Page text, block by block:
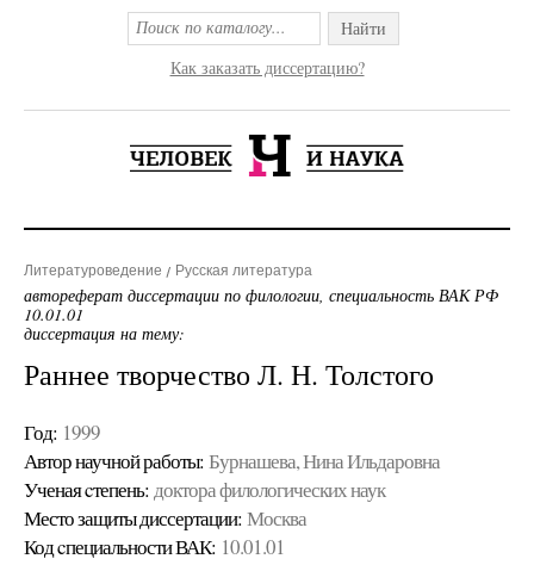
Найти
Как заказать диссертацию?
Литературоведение Русская литература
автореферат диссертации по филологии, специальность ВАК РФ
10.01.01
диссертация на тему:
Раннее творчество Л. Н. Толстого
Год: 1999
Автор научной работы: Бурнашева, Нина Ильдаровна
Ученая cтепень: доктора филологических наук
Место защиты диссертации: Москва
Код cпециальности ВАК: 10.01.01